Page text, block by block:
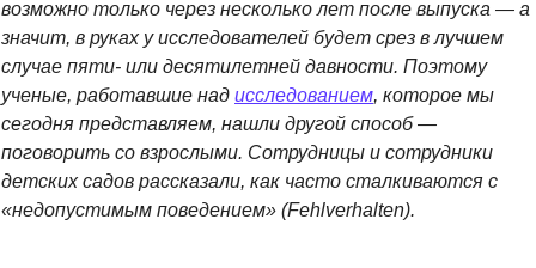
возможно только через несколько лет после выпуска — а
значит, в руках у исследователей будет срез в лучшем
случае пяти- или десятилетней давности. Поэтому
ученые, работавшие над исследованием, которое мы
сегодня представляем, нашли другой способ
поговорить со взрослыми. Сотрудницы и сотрудники
детских садов рассказали, как часто сталкиваются с
«недопустимым поведением» (Fehlverhalten).